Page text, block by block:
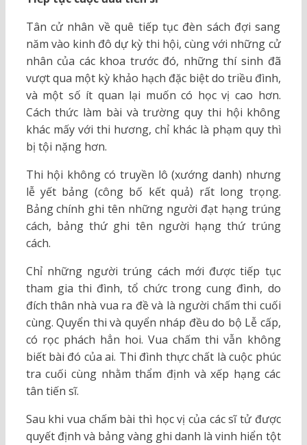
Tân cử nhân về quê tiếp tục đèn sách đợi sang
năm vào kinh đô dự kỳ thi hội, cùng với những cử
nhân của các khoa trước đó, những thí sinh đã
vượt qua một kỳ khảo hạch đặc biệt do triều đình,
và một số ít quan lại muốn có học vị cao hơn.
Cách thức làm bài và trường quy thi hội không
khác mấy với thi hương, chỉ khác là phạm quy thì
bị tội nặng hơn.
Thi hội không có truyền lô (xướng danh) nhưng
lễ yết bảng (công bố kết quả) rất long trọng.
Bảng chính ghi tên những người đạt hạng trúng
cách, bảng thứ ghi tên người hạng thứ trúng
cách.
Chỉ những người trúng cách mới được tiếp tục
tham gia thi đình, tổ chức trong cung đình, do
đích thân nhà vua ra đề và là người chấm thi cuối
cùng. Quyển thi và quyển nháp đều do bộ Lễ cấp,
có rọc phách hẳn hoi. Vua chấm thi vẫn không
biết bài đó của ai. Thi đình thực chất là cuộc phúc
tra cuối cùng nhằm thẩm định và xếp hạng các
tân tiến sĩ.
Sau khi vua chấm bài thì học vị của các sĩ tử được
quyết định và bảng vàng ghi danh là vinh hiển tột